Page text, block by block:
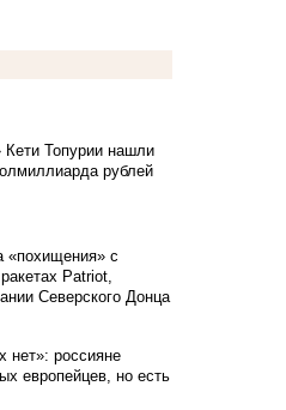
Кети Топурии нашли
рублей
«похищения» с
Patriot,
Северского Донца
нет»: россияне
европейцев, но есть